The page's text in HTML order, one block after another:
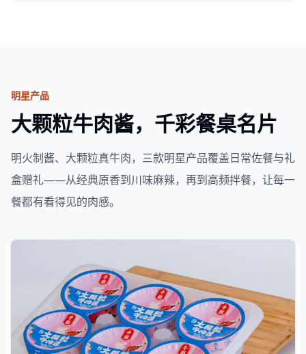
明星产品
大颗粒牛肉酱，千彩餐桌名片
明火制酱、大颗粒真牛肉，三款明星产品覆盖日常佐餐与礼
盒赠礼——从经典原香到川味麻辣，再到高频拌餐，让每一
餐都有看得见的肉感。